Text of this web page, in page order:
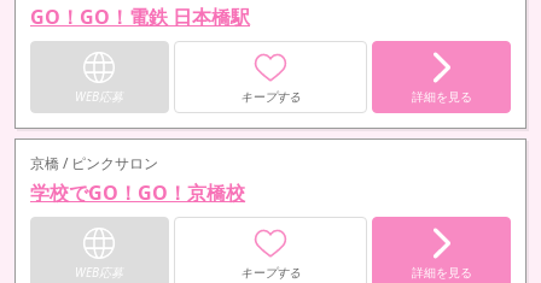
GO！GO！電鉄 日本橋駅
WEB応募 キープする 詳細を見る
京橋 / ピンクサロン
学校でGO！GO！京橋校
WEB応募 キープする 詳細を見る